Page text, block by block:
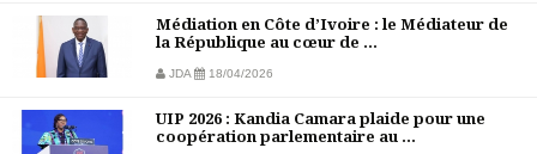
Médiation en Côte d’Ivoire : le Médiateur de
la République au cœur de ...
JDA 18/04/2026
UIP 2026 : Kandia Camara plaide pour une
coopération parlementaire au ...